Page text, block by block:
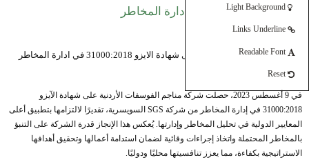
Light Background
Links Underline
Readable Font
Reset
ادارة المخاطر
في 9 أغسطس 2023، حصلت شركة مناجم الفوسفات الأردنية على شهادة الآيزو
31000:2018 في إدارة المخاطر من شركة SGS السويسرية، تقديرًا لالتزامها بتطبيق أعلى
المعايير الدولية في تحليل المخاطر وإدارتها. يُعكس هذا الإنجاز قدرة الشركة على التنبؤ
بالمخاطر المحتملة واتخاذ إجراءات وقائية لضمان استدامة أعمالها وتحقيق أهدافها
الاستراتيجية بكفاءة، مما يعزز تنافسيتها محليًا ودوليًا.